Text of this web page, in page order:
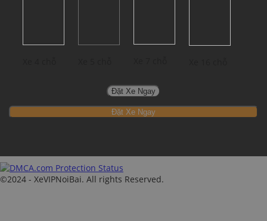
Đặt Xe Ngay
©2024 - XeVIPNoiBai. All rights Reserved.